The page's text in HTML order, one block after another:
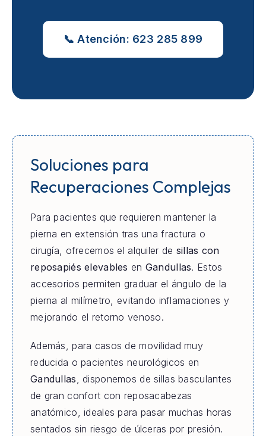
📞 Atención: 623 285 899
Soluciones para
Recuperaciones Complejas
Para pacientes que requieren mantener la
pierna en extensión tras una fractura o
cirugía, ofrecemos el alquiler de sillas con
reposapiés elevables en Gandullas. Estos
accesorios permiten graduar el ángulo de la
pierna al milímetro, evitando inflamaciones y
mejorando el retorno venoso.
Además, para casos de movilidad muy
reducida o pacientes neurológicos en
Gandullas, disponemos de sillas basculantes
de gran confort con reposacabezas
anatómico, ideales para pasar muchas horas
sentados sin riesgo de úlceras por presión.